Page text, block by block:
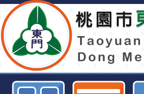
本府社會局辦理「